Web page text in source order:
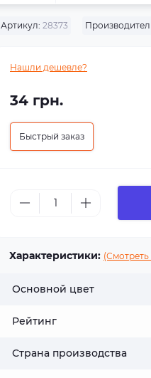
Артикул: 28373
Нашли дешевле?
34 грн.
Быстрый заказ
Характеристики: (Смотреть
Основной цвет
Рейтинг
Страна производства